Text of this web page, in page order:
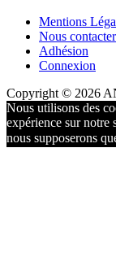
Mentions
Nous contacter
Adhésion
Connexion
Copyright © 2026
Nous utilisons des
expérience sur notre
nous supposerons